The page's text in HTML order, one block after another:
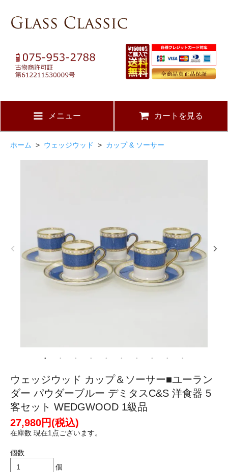
メニュー カートを見る
ホーム > ウェッジウッド > カップ & ソーサー
ウェッジウッド カップ＆ソーサー■ユーラン
ダー パウダーブルー デミタスC&S 洋食器 5
客セット WEDGWOOD 1級品
27,980円(税込)
在庫数 現在1点ございます。
個数
個